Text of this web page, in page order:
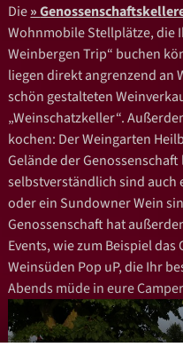
Die
Wohnmobile Stellplätze, die
Weinbergen Trip“ buchen
liegen direkt angrenzend an
schön gestalteten
„Weinschatzkeller“.
kochen: Der Weingarten
Gelände der
selbstverständlich sind auch
oder ein Sundowner Wein
Genossenschaft hat
Events, wie zum Beispiel
Weinsüden Pop uP, die Ihr
Abends müde in eure